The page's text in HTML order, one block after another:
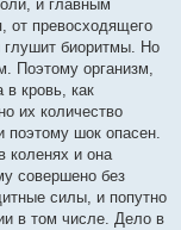
и главным
от превосходящего
глушит биоритмы. Но
Поэтому организм,
в кровь, как
их количество
поэтому шок опасен.
коленях и она
совершено без
силы, и попутно
в том числе. Дело в